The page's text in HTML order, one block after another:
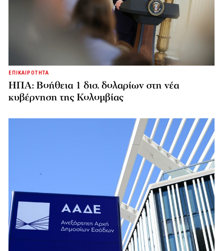
ΕΠΙΚΑΙΡΟΤΗΤΑ
ΗΠΑ: Βοήθεια 1 δισ. δολαρίων στη νέα
κυβέρνηση της Κολομβίας